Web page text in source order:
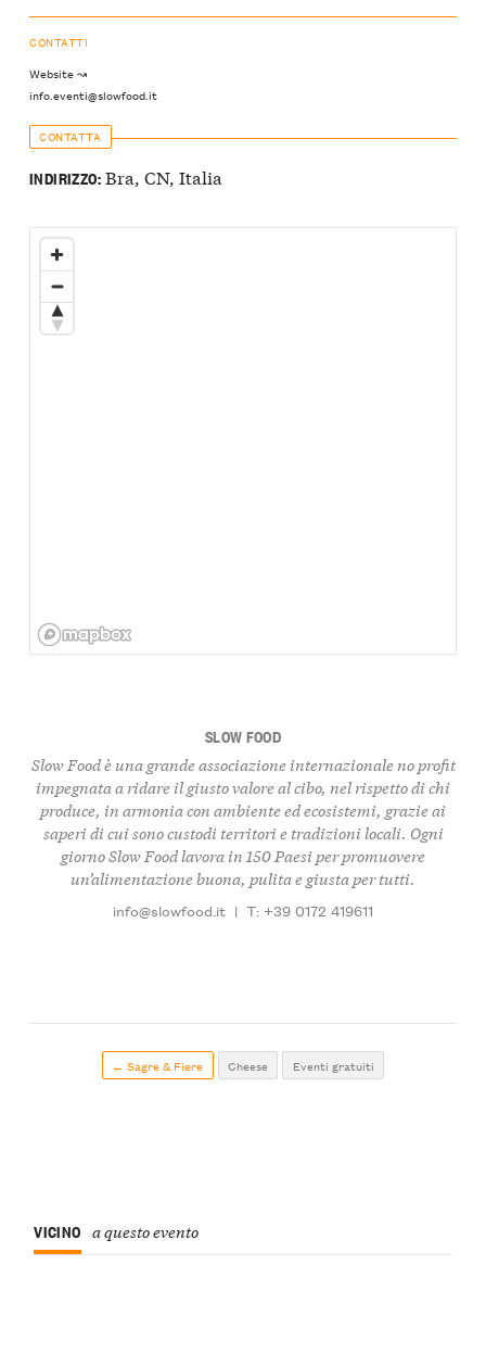
CONTATTI
Website ↝
info.eventi@slowfood.it
CONTATTA
INDIRIZZO:Bra, CN, Italia
SLOW FOOD
Slow Food è una grande associazione internazionale no profit
impegnata a ridare il giusto valore al cibo, nel rispetto di chi
produce, in armonia con ambiente ed ecosistemi, grazie ai
saperi di cui sono custodi territori e tradizioni locali. Ogni
giorno Slow Food lavora in 150 Paesi per promuovere
un’alimentazione buona, pulita e giusta per tutti.
info@slowfood.it | T: +39 0172 419611
← Sagre & Fiere Cheese Eventi gratuiti
VICINO a questo evento